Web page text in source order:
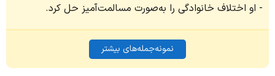
او اختلاف خانوادگی را به‌صورت مسالمت‌آمیز حل کرد.
نمونه‌جمله‌های بیشتر